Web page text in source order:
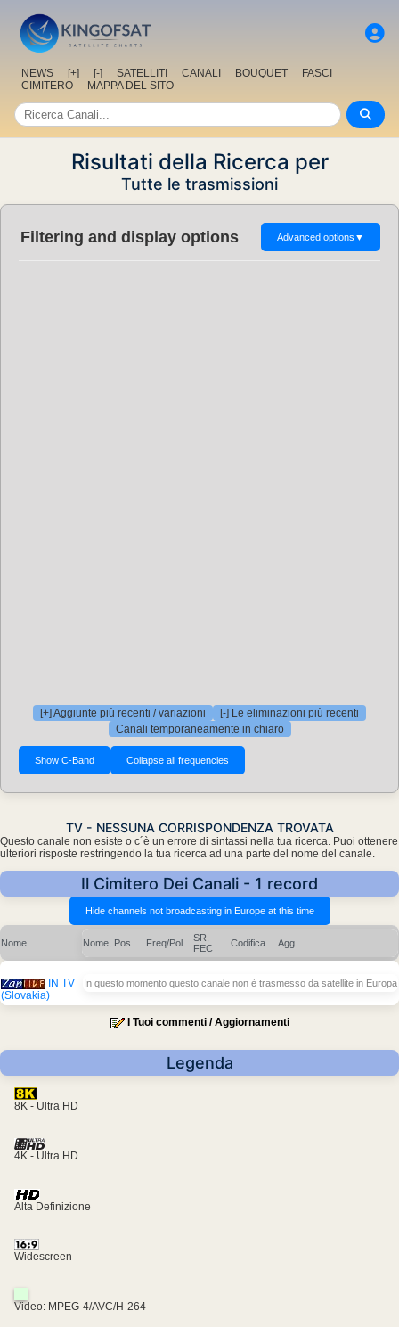
NEWS [+] [-] SATELLITI CANALI BOUQUET
FASCI
CIMITERO
MAPPA DEL SITO
Risultati della Ricerca per
Tutte le trasmissioni
Filtering and display options Advanced options ▼
[+] Aggiunte più recenti / variazioni
[-] Le eliminazioni più recenti
Canali temporaneamente in chiaro
TV - NESSUNA CORRISPONDENZA TROVATA
Questo canale non esiste o c´è un errore di sintassi nella tua ricerca. Puoi ottenere
ulteriori risposte restringendo la tua ricerca ad una parte del nome del canale.
Il Cimitero Dei Canali - 1 record
Nome Nome, Pos. Freq/Pol
SR,
FEC
Codifica Agg.
IN TV
(Slovakia)
In questo momento questo canale non è trasmesso da satellite in Europa
I Tuoi commenti / Aggiornamenti
Legenda
8K - Ultra HD
4K - Ultra HD
Alta Definizione
Widescreen
Video: MPEG-4/AVC/H-264